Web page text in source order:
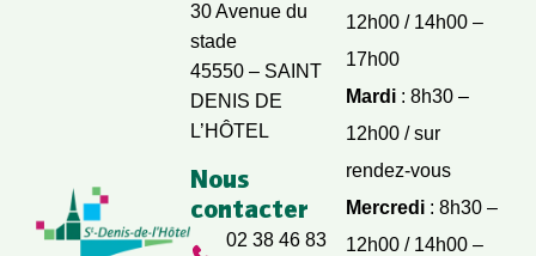
30 Avenue du
stade
45550 – SAINT
DENIS DE
L’HÔTEL
Nous
contacter
02 38 46 83
12h00 / 14h00 –
17h00
Mardi: 8h30 –
12h00 / sur
rendez-vous
Mercredi: 8h30 –
12h00 / 14h00 –